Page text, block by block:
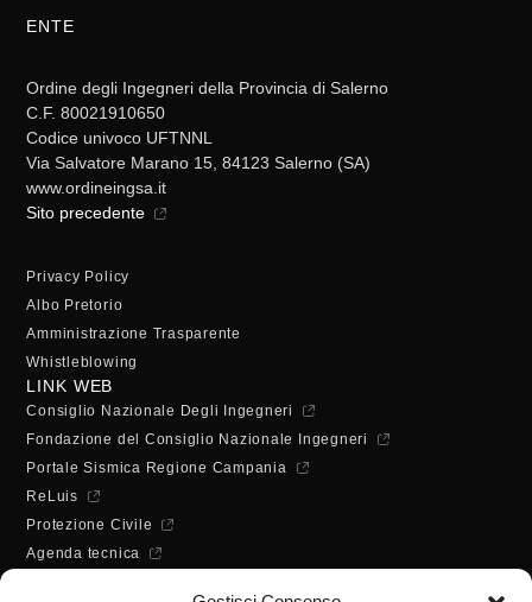
ENTE
Ordine degli Ingegneri della Provincia di Salerno
C.F. 80021910650
Codice univoco UFTNNL
Via Salvatore Marano 15, 84123 Salerno (SA)
www.ordineingsa.it
Sito precedente
Privacy Policy
Albo Pretorio
Amministrazione Trasparente
Whistleblowing
LINK WEB
Consiglio Nazionale Degli Ingegneri
Fondazione del Consiglio Nazionale Ingegneri
Portale Sismica Regione Campania
ReLuis
Protezione Civile
Agenda tecnica